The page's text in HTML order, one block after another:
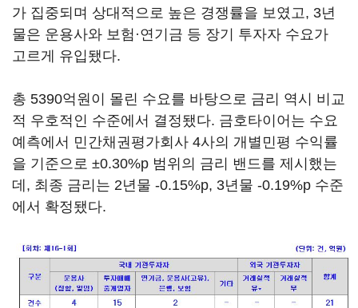
가 집중되며 상대적으로 높은 경쟁률을 보였고, 3년
물은 운용사와 보험·연기금 등 장기 투자자 수요가
고르게 유입됐다.
총 5390억원이 몰린 수요를 바탕으로 금리 역시 비교
적 우호적인 수준에서 결정됐다. 금호타이어는 수요
예측에서 민간채권평가회사 4사의 개별민평 수익률
을 기준으로 ±0.30%p 범위의 금리 밴드를 제시했는
데, 최종 금리는 2년물 -0.15%p, 3년물 -0.19%p 수준
에서 확정됐다.